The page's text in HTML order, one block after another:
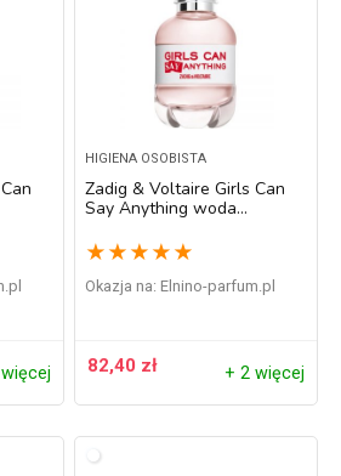
HIGIENA OSOBISTA
Zadig & Voltaire Girls Can
Say Anything woda
ml
★ ★ ★ ★ ★
Okazja na: elnino-parfum.pl
82,40 zł + 2 więcej